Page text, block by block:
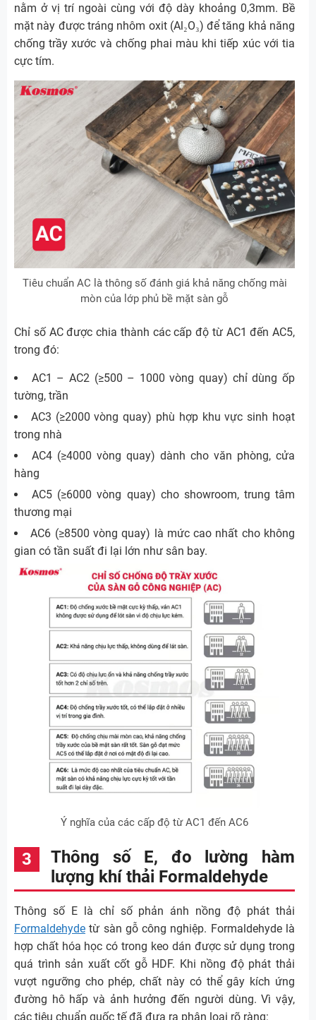
nằm ở vị trí ngoài cùng với độ dày khoảng 0,3mm. Bề
mặt này được tráng nhôm oxit (Al₂O₃) để tăng khả năng
chống trầy xước và chống phai màu khi tiếp xúc với tia
cực tím.
Tiêu chuẩn AC là thông số đánh giá khả năng chống mài
mòn của lớp phủ bề mặt sàn gỗ
Chỉ số AC được chia thành các cấp độ từ AC1 đến AC5,
trong đó:
AC1 – AC2 (≥500 – 1000 vòng quay) chỉ dùng ốp
tường, trần
AC3 (≥2000 vòng quay) phù hợp khu vực sinh hoạt
trong nhà
AC4 (≥4000 vòng quay) dành cho văn phòng, cửa
hàng
AC5 (≥6000 vòng quay) cho showroom, trung tâm
thương mại
AC6 (≥8500 vòng quay) là mức cao nhất cho không
gian có tần suất đi lại lớn như sân bay.
Ý nghĩa của các cấp độ từ AC1 đến AC6
Thông số E, đo lường hàm
lượng khí thải Formaldehyde
Thông số E là chỉ số phản ánh nồng độ phát thải
Formaldehyde từ sàn gỗ công nghiệp. Formaldehyde là
hợp chất hóa học có trong keo dán được sử dụng trong
quá trình sản xuất cốt gỗ HDF. Khi nồng độ phát thải
vượt ngưỡng cho phép, chất này có thể gây kích ứng
đường hô hấp và ảnh hưởng đến người dùng. Vì vậy,
các tiêu chuẩn quốc tế đã đưa ra phân loại rõ ràng: